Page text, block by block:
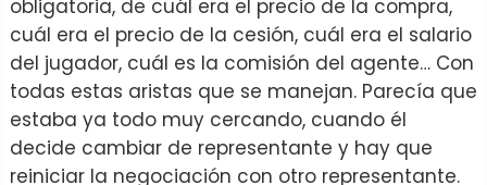
obligatoria, de cuál era el precio de la compra,
cuál era el precio de la cesión, cuál era el salario
del jugador, cuál es la comisión del agente… Con
todas estas aristas que se manejan. Parecía que
estaba ya todo muy cercando, cuando él
decide cambiar de representante y hay que
reiniciar la negociación con otro representante.